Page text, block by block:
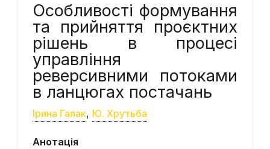
Особливості формування
та прийняття проєктних
рішень в процесі
управління
реверсивними потоками
в ланцюгах постачань
Ірина Галак, Ю. Хрутьба
Анотація